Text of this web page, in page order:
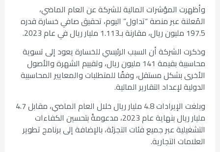
وأظهرت المؤشرات المالية للشركة عن العام الماضي،
المُعلنة عبر منصة “تداول” اليوم، تحقيق صافي خسارة قدره
197.5 مليون ريال، مقارنة بـ1.113 مليار ريال في عام 2023.
وذكرت الشركة أن السبب الرئيسي للخسارة يعود إلى تسوية
محاسبية بقيمة 141 مليون ريال، وتقييم الشهرة والأصول
الأخرى بشكل مستقل، وفقًا للمتطلبات والمعايير المحاسبية
الدولية لإعداد التقارير المالية.
وبلغت الإيرادات 4.8 مليار ريال خلال العام الماضي، مقابل 4.7
مليار ريال بنهاية عام 2023، مدعومةً بتحسين الكفاءات
التشغيلية عبر جميع فئات التجزئة، بالإضافة إلى برنامج تطوير
العلامات التجارية.